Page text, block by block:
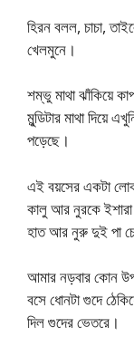
হিরন বলল, চাচা,
খেলমুনে।
শম্ভু মাথা ঝাঁকিয়ে
মুন্ডিটার মাথা দিয়ে
পড়েছে।
এই বয়সের একটা
কালু আর নুরকে
হাত আর নুরু দুই পা
আমার নড়বার কোন
বসে ধোনটা গুদে
দিল গুদের ভেতরে।